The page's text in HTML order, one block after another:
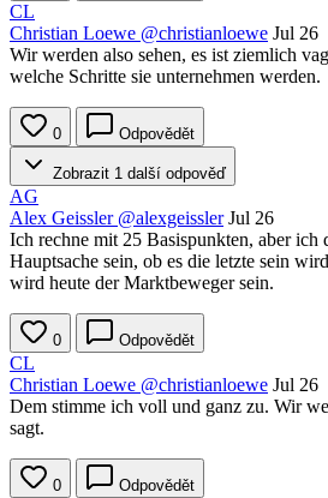
CL
Christian Loewe @christianloewe Jul 26
Wir werden also sehen, es ist ziemlich
welche Schritte sie unternehmen werden.
0 Odpovědět
Zobrazit 1 další odpověď
AG
Alex Geissler @alexgeissler Jul 26
Ich rechne mit 25 Basispunkten, aber ich
Hauptsache sein, ob es die letzte sein
wird heute der Marktbeweger sein.
0 Odpovědět
CL
Christian Loewe @christianloewe Jul 26
Dem stimme ich voll und ganz zu. Wir
sagt.
0 Odpovědět